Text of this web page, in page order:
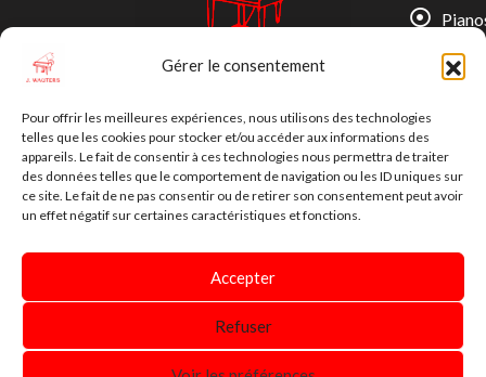
Gérer le consentement
Pour offrir les meilleures expériences, nous utilisons des technologies
telles que les cookies pour stocker et/ou accéder aux informations des
appareils. Le fait de consentir à ces technologies nous permettra de traiter
des données telles que le comportement de navigation ou les ID uniques sur
ce site. Le fait de ne pas consentir ou de retirer son consentement peut avoir
un effet négatif sur certaines caractéristiques et fonctions.
Accepter
Refuser
J. WAUTERS Pianos
© 2026 J. WAUTERS Pianos. Tous droits réservés.